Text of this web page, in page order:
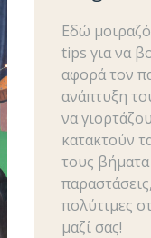
Εδώ
tips για να
αφορά τον
ανάπτυξη
να
κατακτούν
τους
πολύτιμες
μαζί σας!